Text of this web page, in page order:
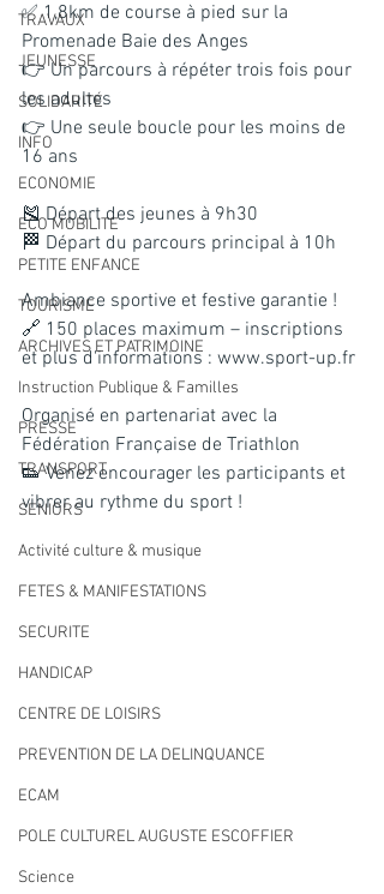
TRAVAUX
JEUNESSE
SOLIDARITÉ
INFO
ECONOMIE
ECO MOBILITE
PETITE ENFANCE
TOURISME
ARCHIVES ET PATRIMOINE
Instruction Publique & Familles
PRESSE
TRANSPORT
SENIORS
Activité culture & musique
FETES & MANIFESTATIONS
SECURITE
HANDICAP
CENTRE DE LOISIRS
PREVENTION DE LA DELINQUANCE
ECAM
POLE CULTUREL AUGUSTE ESCOFFIER
Science
✅ 1,8km de course à pied sur la
Promenade Baie des Anges
👉 Un parcours à répéter trois fois pour
les adultes
👉 Une seule boucle pour les moins de
16 ans
🎽 Départ des jeunes à 9h30
🏁 Départ du parcours principal à 10h
Ambiance sportive et festive garantie !
🔗 150 places maximum – inscriptions
et plus d'informations : www.sport-up.fr
Organisé en partenariat avec la
Fédération Française de Triathlon
👟 Venez encourager les participants et
vibrer au rythme du sport !